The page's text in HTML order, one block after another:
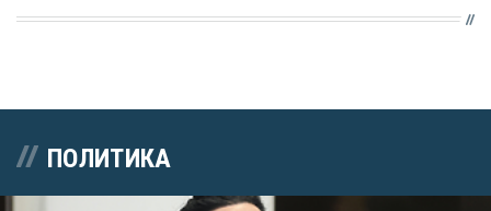
ПОЛИТИКА